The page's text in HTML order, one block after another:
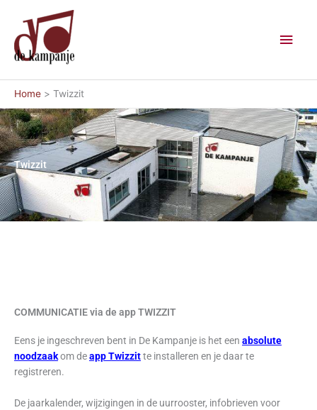
inhoud
Home Twizzit
Twizzit
COMMUNICATIE via de app TWIZZIT
Eens je ingeschreven bent in De Kampanje is het een absolute
noodzaakom deapp Twizzitte installeren en je daar te
registreren.
De jaarkalender, wijzigingen in de uurrooster, infobrieven voor